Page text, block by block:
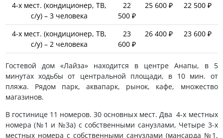
4-х мест. (кондиционер, ТВ,
с/у) – 3 человека
22
500 ₽
25 600 ₽ 22 500 ₽
4-х мест. (кондиционер, ТВ,
с/у) – 2 человека
23
600 ₽
26 400 ₽ 23 600 ₽
Гостевой дом «Лайза» находится в центре Анапы, в 5
минутах ходьбы от центральной площади, в 10 мин. от
пляжа. Рядом парк, аквапарк, рынок, кафе, множество
магазинов.
В гостинице 11 номеров. 30 основных мест. Два 4-х местных
номера (№1 и №3а) с собственными санузлами, Четыре 3-х
местных номера с собственными санузлами (мансарда №1,